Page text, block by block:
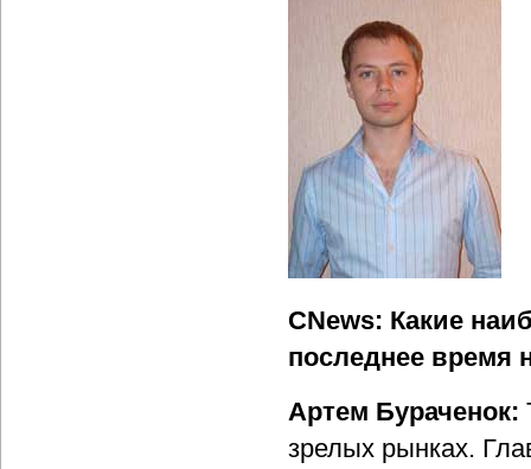
CNews: Какие
последнее время
Артем Бураченок:
зрелых рынках.